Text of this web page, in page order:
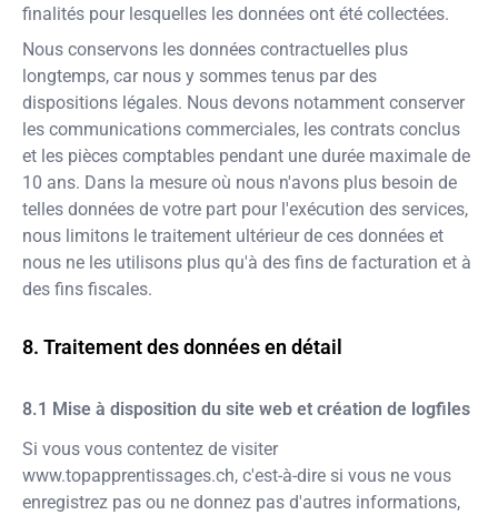
finalités pour lesquelles les données ont été collectées.
Nous conservons les données contractuelles plus
longtemps, car nous y sommes tenus par des
dispositions légales. Nous devons notamment conserver
les communications commerciales, les contrats conclus
et les pièces comptables pendant une durée maximale de
10 ans. Dans la mesure où nous n'avons plus besoin de
telles données de votre part pour l'exécution des services,
nous limitons le traitement ultérieur de ces données et
nous ne les utilisons plus qu'à des fins de facturation et à
des fins fiscales.
Traitement des données en détail
Mise à disposition du site web et création de logfiles
Si vous vous contentez de visiter
www.topapprentissages.ch, c'est-à-dire si vous ne vous
enregistrez pas ou ne donnez pas d'autres informations,